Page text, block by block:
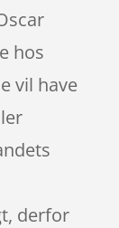
hos
vil have
derfor